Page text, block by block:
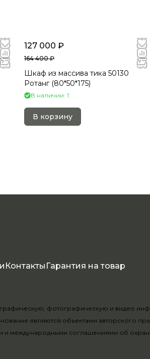
S
127 000 ₽
164 400 ₽
Шкаф из массива тика 50130
Ротанг (80*50*175)
В наличии: 1
В корзину
Контакты Гарантия на товар
графическую, фотографическую и видео
являются объектами авторского
и международными соглашениями об